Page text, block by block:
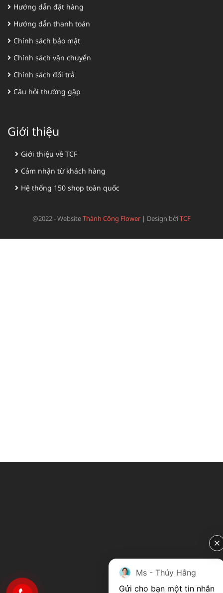
Hướng dẫn đặt hàng
Hướng dẫn thanh toán
Chính sách bảo mật
Chính sách vận chuyển
Chính sách đổi trả
Câu hỏi thường gặp
Giới thiệu
Giới thiệu về TCF
Cảm nhận từ khách hàng
Hệ thống 150 shop toàn quốc
@2022 - WebsiteThành Công Flower | Design bởiTCF
Ms - Thúy Hằng
Gửi cho bạn một tin nhắn